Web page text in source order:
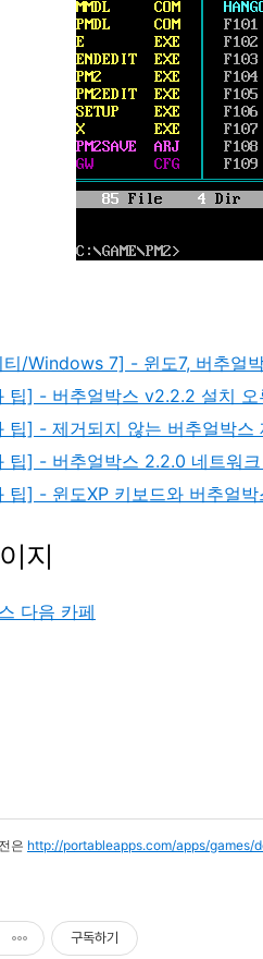
/Windows 7] - 윈도7, 버추얼
팁] - 버추얼박스 v2.2.2 설치 오
팁] - 제거되지 않는 버추얼박스
팁] - 버추얼박스 2.2.0 네트워
팁] - 윈도XP 키보드와 버추얼
지
다음 카페
은 http://portableapps.com/apps/games/
구독하기